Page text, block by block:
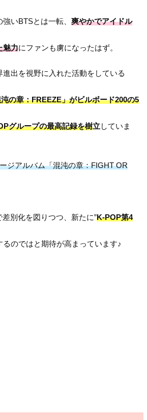
強いBTSとは一転、爽やかでアイドル
魅力にファンも虜になったはず。
出を視野に入れた活動をしている
の章：FREEZE」がビルボード200の5
グループの最高記録を樹立していま
ジアルバム「混沌の章：FIGHT OR
別化を図りつつ、新たに”K-POP第4
のではと期待が高まっています♪